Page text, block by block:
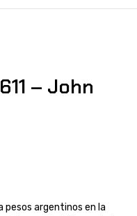
– John
pesos argentinos en la